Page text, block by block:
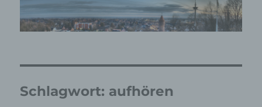
Schlagwort: aufhören